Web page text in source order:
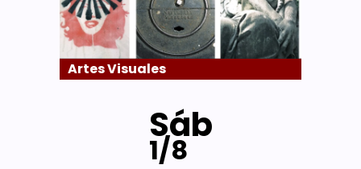
Artes Visuales
Sáb
1/8